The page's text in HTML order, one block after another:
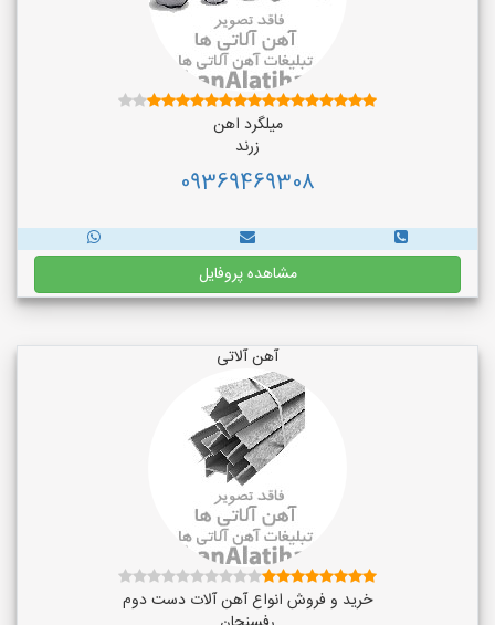
میلگرد اهن
زرند
09369469308
مشاهده پروفایل
آهن آلاتی
خرید و فروش انواع آهن آلات دست دوم